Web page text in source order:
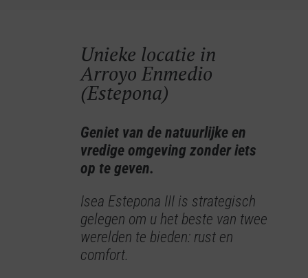
Unieke locatie in
Arroyo Enmedio
(Estepona)
Geniet van de natuurlijke en
vredige omgeving zonder iets
op te geven.
Isea Estepona III is strategisch
gelegen om u het beste van twee
werelden te bieden: rust en
comfort.